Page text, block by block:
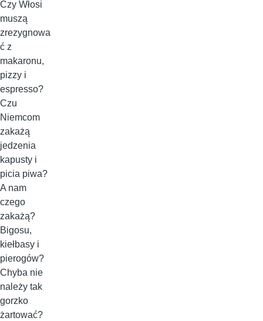
Czy Włosi
muszą
zrezygnowa
ć z
makaronu,
pizzy i
espresso?
Czu
Niemcom
zakażą
jedzenia
kapusty i
picia piwa?
A nam
czego
zakażą?
Bigosu,
kiełbasy i
pierogów?
Chyba nie
należy tak
gorzko
żartować?